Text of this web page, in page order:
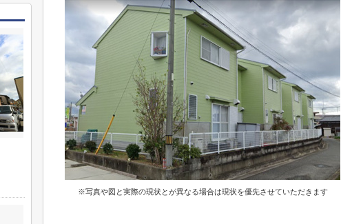
※写真や図と実際の現状とが異なる場合は現状を優先させていただきます